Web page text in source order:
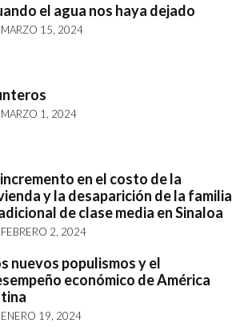
el agua nos haya dejado
MARZO 15, 2024
MARZO 1, 2024
en el costo de la
y la desaparición de la familia
de clase media en Sinaloa
FEBRERO 2, 2024
nuevos populismos y el
económico de América
ENERO 19, 2024